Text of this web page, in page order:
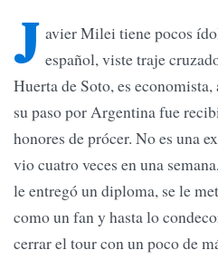
J avier Milei tiene pocos
español, viste traje
Huerta de Soto, es
su paso por Argentina fue
honores de prócer. No es una
vio cuatro veces en una
le entregó un diploma, se le
como un fan y hasta lo
cerrar el tour con un poco de